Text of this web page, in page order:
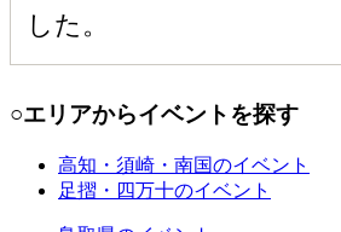
した。
○エリアからイベントを探す
高知・須崎・南国のイベント
足摺・四万十のイベント